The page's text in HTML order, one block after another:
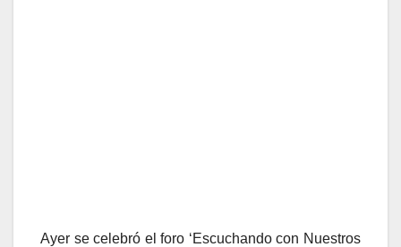
Ayer se celebró el foro ‘Escuchando con Nuestros